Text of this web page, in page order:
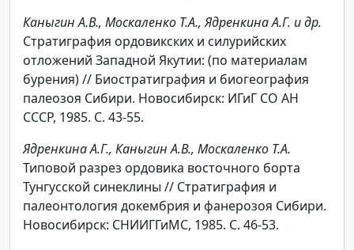
Каныгин А.В., Москаленко Т.А., Ядренкина А.Г. и др.
Стратиграфия ордовикских и силурийских
отложений Западной Якутии: (по материалам
бурения) // Биостратиграфия и биогеография
палеозоя Сибири. Новосибирск: ИГиГ СО АН
СССР, 1985. С. 43-55.
Ядренкина А.Г., Каныгин А.В., Москаленко Т.А.
Типовой разрез ордовика восточного борта
Тунгусской синеклины // Стратиграфия и
палеонтология докембрия и фанерозоя Сибири.
Новосибирск: СНИИГГиМС, 1985. С. 46-53.